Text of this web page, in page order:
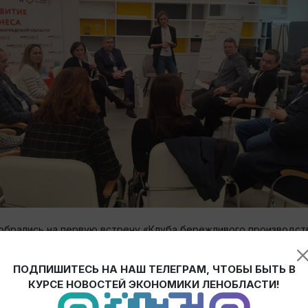
на первую встречу «Клуба бережливого
совместно с Федеральным центром компетенций (ФЦК)
нацпроекта «Производительность труда»,
ПОДПИШИТЕСЬ НА НАШ ТЕЛЕГРАМ, ЧТОБЫ БЫТЬ В
КУРСЕ НОВОСТЕЙ ЭКОНОМИКИ ЛЕНОБЛАСТИ!